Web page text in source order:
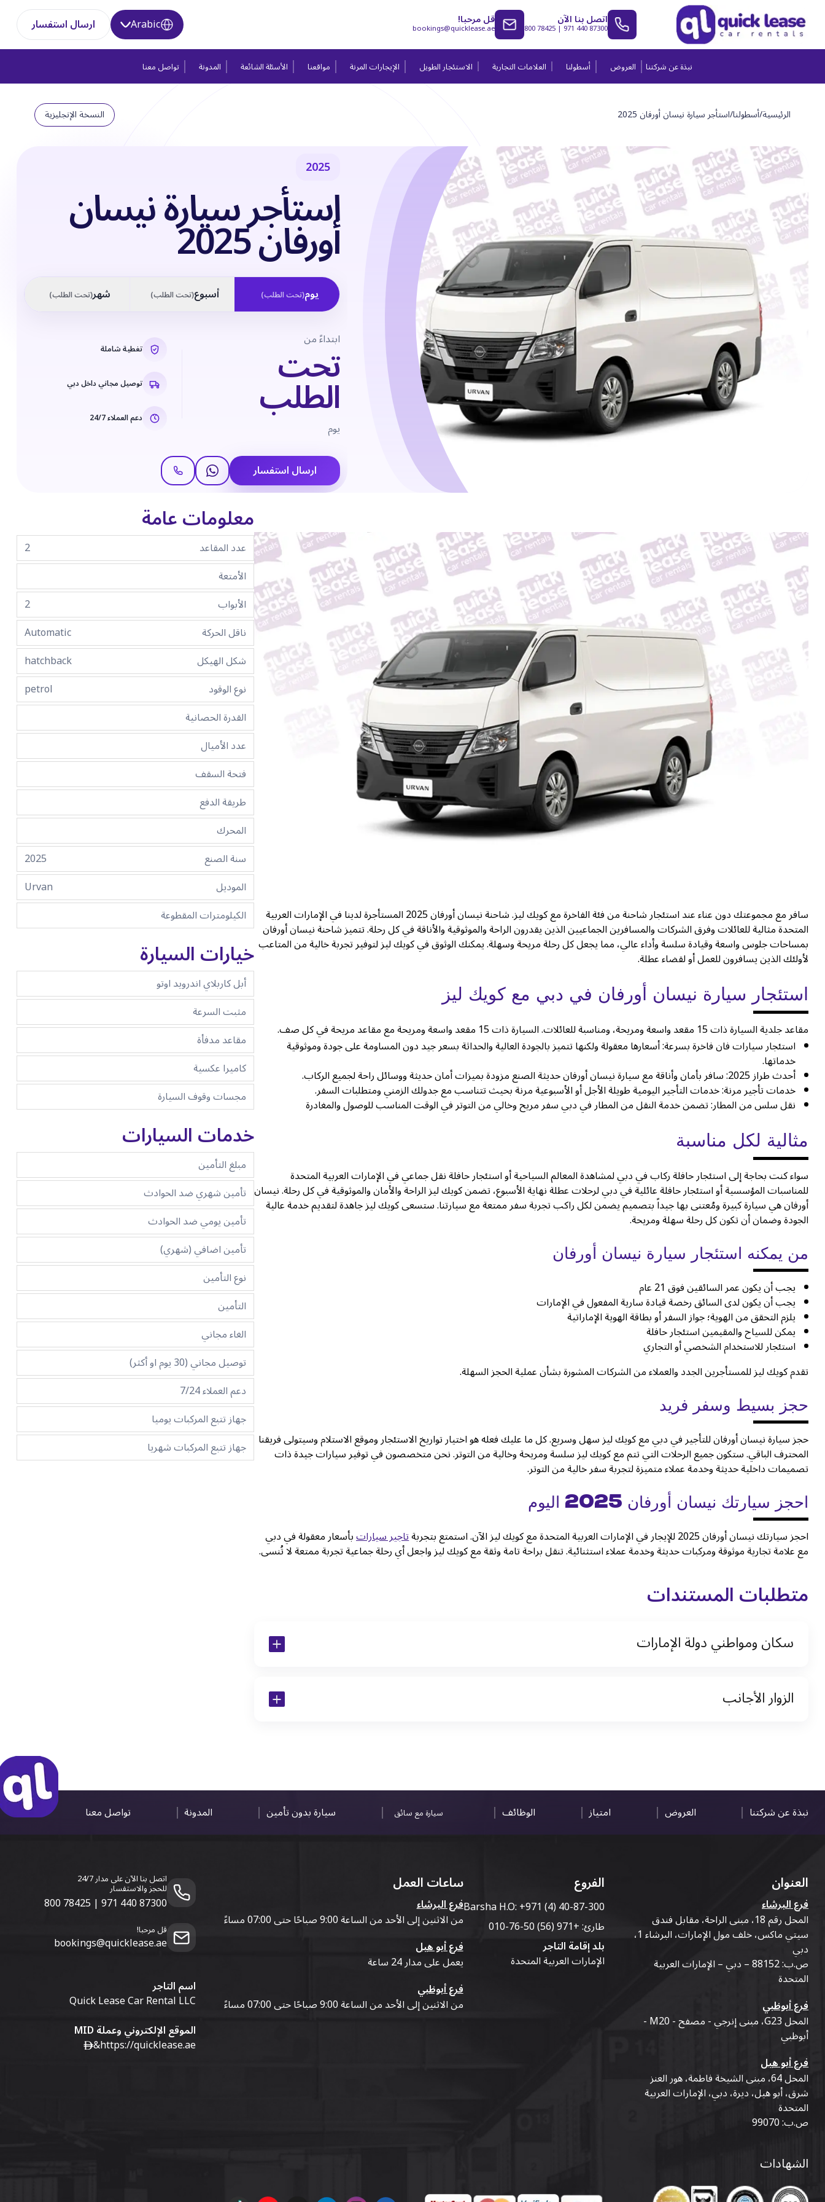
اتصل بنا الآن800 78425 |971 440 87300 قل مرحبا!
bookings@quicklease.ae
Arabic ارسال استفسار
نبذة عن شركتنا العروض أسطولنا العلامات التجارية الاستئجار الطويل الإيجارات المرنة مواقعنا الأسئلة الشائعة المدونة تواصل معنا
الرئيسية/أسطولنا/استأجر سيارة نيسان أورفان 2025 النسخة الإنجليزية
2025
استأجر سيارة نيسان
أورفان 2025
يوم(تحت الطلب) أسبوع(تحت الطلب) شهر(تحت الطلب)
ابتداءً من
تحت
الطلب
يوم
تغطية شاملة
توصيل مجاني داخل دبي
دعم العملاء 24/7
ارسال استفسار
سافر مع مجموعتك دون عناء عند استئجار شاحنة من فئة الفاخرة مع كويك ليز. شاحنة نيسان أورفان 2025 المستأجرة لدينا في الإمارات العربية
المتحدة مثالية للعائلات وفرق الشركات والمسافرين الجماعيين الذين يقدرون الراحة والموثوقية والأناقة في كل رحلة. تتميز شاحنة نيسان أورفان
بمساحات جلوس واسعة وقيادة سلسة وأداء عالي، مما يجعل كل رحلة مريحة وسهلة. يمكنك الوثوق في كويك ليز لتوفير تجربة خالية من المتاعب
لأولئك الذين يسافرون للعمل أو لقضاء عطلة.
استئجار سيارة نيسان أورفان في دبي مع كويك ليز
مقاعد جلدية السيارة ذات 15 مقعد واسعة ومريحة، ومناسبة للعائلات. السيارة ذات 15 مقعد واسعة ومريحة مع مقاعد مريحة في كل صف.
استئجار سيارات فان فاخرة بسرعة: أسعارها معقولة ولكنها تتميز بالجودة العالية والحداثة بسعر جيد دون المساومة على جودة وموثوقية
خدماتها.
أحدث طراز 2025: سافر بأمان وأناقة مع سيارة نيسان أورفان حديثة الصنع مزودة بميزات أمان حديثة ووسائل راحة لجميع الركاب.
خدمات تأجير مرنة: خدمات التأجير اليومية طويلة الأجل أو الأسبوعية مرنة بحيث تتناسب مع جدولك الزمني ومتطلبات السفر.
نقل سلس من المطار: تضمن خدمة النقل من المطار في دبي سفر مريح وخالي من التوتر في الوقت المناسب للوصول والمغادرة
مثالية لكل مناسبة
سواء كنت بحاجة إلى استئجار حافلة ركاب في دبي لمشاهدة المعالم السياحية أو استئجار حافلة نقل جماعي في الإمارات العربية المتحدة
للمناسبات المؤسسية أو استئجار حافلة عائلية في دبي لرحلات عطلة نهاية الأسبوع، تضمن كويك ليز الراحة والأمان والموثوقية في كل رحلة. نيسان
أورفان هي سيارة كبيرة ومُعتنى بها جيداً بتصميم يضمن لكل راكب تجربة سفر ممتعة مع سيارتنا. ستسعى كويك ليز جاهدة لتقديم خدمة عالية
الجودة وضمان أن تكون كل رحلة سهلة ومريحة.
من يمكنه استئجار سيارة نيسان أورفان
يجب أن يكون عمر السائقين فوق 21 عام
يجب أن يكون لدى السائق رخصة قيادة سارية المفعول في الإمارات
يلزم التحقق من الهوية؛ جواز السفر أو بطاقة الهوية الإماراتية
يمكن للسياح والمقيمين استئجار حافلة
استئجار للاستخدام الشخصي أو التجاري
تقدم كويك ليز للمستأجرين الجدد والعملاء من الشركات المشورة بشأن عملية الحجز السهلة.
حجز بسيط وسفر فريد
حجز سيارة نيسان أورفان للتأجير في دبي مع كويك ليز سهل وسريع. كل ما عليك فعله هو اختيار تواريخ الاستئجار وموقع الاستلام وسيتولى فريقنا
المحترف الباقي. ستكون جميع الرحلات التي تتم مع كويك ليز سلسة ومريحة وخالية من التوتر. نحن متخصصون في توفير سيارات جيدة ذات
تصميمات داخلية حديثة وخدمة عملاء متميزة لتجربة سفر خالية من التوتر.
احجز سيارتك نيسان أورفان 2025 اليوم
احجز سيارتك نيسان أورفان 2025 للإيجار في الإمارات العربية المتحدة مع كويك ليز الآن. استمتع بتجربة تاجير سياراتبأسعار معقولة في دبي
مع علامة تجارية موثوقة ومركبات حديثة وخدمة عملاء استثنائية. تنقل براحة تامة وثقة مع كويك ليز واجعل أي رحلة جماعية تجربة ممتعة لا تُنسى.
متطلبات المستندات
سكان ومواطني دولة الإمارات
نسخة من تأشيرة الاقامة
الزوار الأجانب
معلومات عامة
عدد المقاعد
2
الأمتعة
الأبواب
2
ناقل الحركة
Automatic
شكل الهيكل
hatchback
نوع الوقود
petrol
القدرة الحصانية
عدد الأميال
فتحة السقف
طريقة الدفع
المحرك
سنة الصنع
2025
الموديل
Urvan
الكيلومترات المقطوعة
خيارات السيارة
أبل كاربلاي اندرويد اوتو
مثبت السرعة
مقاعد مدفأة
كاميرا عكسية
مجسات وقوف السيارة
خدمات السيارات
مبلغ التأمين
تأمين شهري ضد الحوادث
تأمين يومي ضد الحوادث
تأمين اضافي (شهري)
نوع التأمين
التأمين
الغاء مجاني
توصيل مجاني (30 يوم او أكثر)
دعم العملاء 7/24
جهاز تتبع المركبات يوميا
جهاز تتبع المركبات شهريا
نبذة عن شركتنا العروض امتياز الوظائف سيارة مع سائق سيارة بدون تأمين المدونة تواصل معنا
العنوان
فرع البرشاء
المحل رقم 18، مبنى الراحة، مقابل فندق
سيتي ماكس، خلف مول الإمارات، البرشاء 1،
دبي
ص.ب: 88152 – دبي – الإمارات العربية
المتحدة
فرع أبوظبي
المحل G23، مبنى إنرجي - مصفح - M20 -
أبوظبي
فرع أبو هيل
المحل 64، مبنى الشيخة فاطمة، هور العنز
شرق، أبو هيل، ديرة، دبي، الإمارات العربية
المتحدة
ص.ب: 99070
الفروع
Barsha H.O:+971 (4) 40-87-300
طارئ:+971 (56) 50-76-010
بلد إقامة التاجر
الإمارات العربية المتحدة
ساعات العمل
فرع البرشاء
من الاثنين إلى الأحد من الساعة 9:00 صباحًا حتى 07:00 مساءً
فرع أبو هيل
يعمل على مدار 24 ساعة
فرع أبوظبي
من الاثنين إلى الأحد من الساعة 9:00 صباحًا حتى 07:00 مساءً
اتصل بنا الآن على مدار 24/7
للحجز والاستفسار
800 78425 | 971 440 87300
قل مرحبا!
bookings@quicklease.ae
اسم التاجر
Quick Lease Car Rental LLC
الموقع الإلكتروني وعملة MID
https://quicklease.ae
&
الشهادات